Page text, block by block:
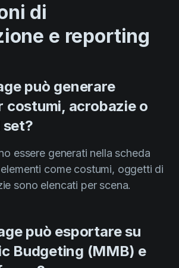
di
e reporting
può generare
costumi, acrobazie o
set?
essere generati nella scheda
come costumi, oggetti di
sono elencati per scena.
può esportare su
Budgeting (MMB) e